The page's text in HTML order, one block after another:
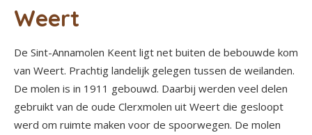
Weert
De Sint-Annamolen Keent ligt net buiten de bebouwde kom
van Weert. Prachtig landelijk gelegen tussen de weilanden.
De molen is in 1911 gebouwd. Daarbij werden veel delen
gebruikt van de oude Clerxmolen uit Weert die gesloopt
werd om ruimte maken voor de spoorwegen. De molen